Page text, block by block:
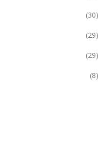
(30)
(29)
(29)
(8)